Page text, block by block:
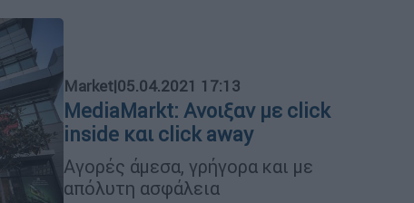
Market|05.04.2021 17:13
MediaMarkt: Ανοιξαν με click
inside και click away
Αγορές άμεσα, γρήγορα και με
απόλυτη ασφάλεια